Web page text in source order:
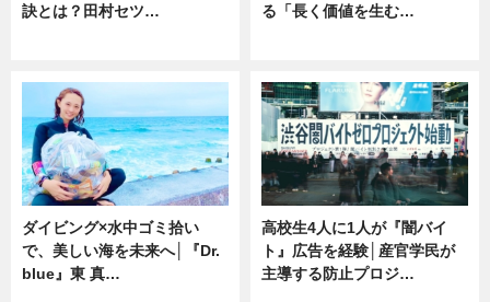
訣とは？田村セツ…
る「長く価値を生む…
ダイビング×水中ゴミ拾い
で、美しい海を未来へ│『Dr.
blue』東 真…
高校生4人に1人が『闇バイ
ト』広告を経験│産官学民が
主導する防止プロジ…